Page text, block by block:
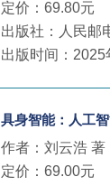
定价：69.80元
出版社：人民邮
出版时间：2025
具身智能：人工
作者：刘云浩 著
定价：69.00元